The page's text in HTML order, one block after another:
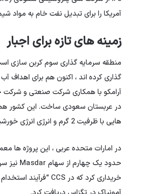
آمریکا را برای تبدیل نفت خام به
زمینه های تازه برای اجبار
منطقه سرمایه گذاری سوم کربن سازی
هایی با ظرفیت 2 گرم و انرژی انرژی خورشیدی و باد کمک کرده است.
در امارات متحده عربی ، این پروژه ها